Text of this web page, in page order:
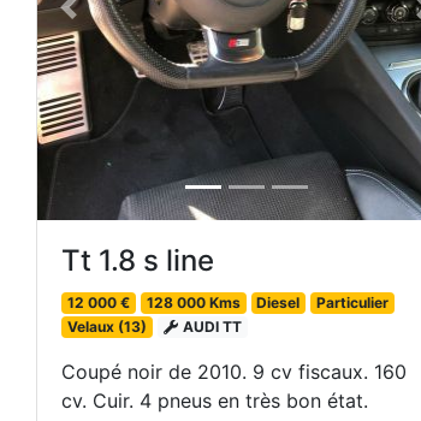
Previous
Tt 1.8 s line
12 000 € 128 000 Kms Diesel
Particulier
Velaux (13)
AUDI TT
Coupé noir de 2010. 9 cv fiscaux. 160
cv. Cuir. 4 pneus en très bon état.